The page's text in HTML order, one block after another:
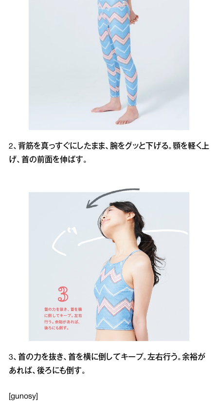
2、背筋を真っすぐにしたまま、腕をグッと下げる。顎を軽く上
げ、首の前面を伸ばす。
3、首の力を抜き、首を横に倒してキープ。左右行う。余裕が
あれば、後ろにも倒す。
[gunosy]